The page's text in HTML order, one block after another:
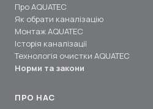
Про AQUATEC
Як обрати каналізацію
Монтаж AQUATEC
Історія каналізації
Технологія очистки AQUATEC
Норми та закони
ПРО НАС